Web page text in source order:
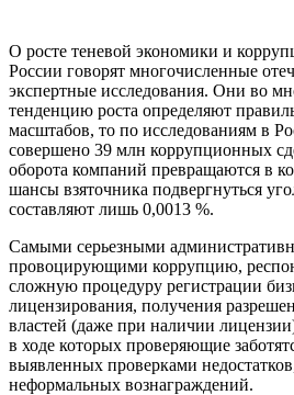
О росте теневой экономики и
России говорят многочисленные
экспертные исследования. Они во
тенденцию роста определяют
масштабов, то по исследованиям в
совершено 39 млн коррупционных
оборота компаний превращаются в
шансы взяточника подвергнуться
составляют лишь 0,0013 %.
Самыми серьезными
провоцирующими коррупцию,
сложную процедуру регистрации
лицензирования, получения
властей (даже при наличии
в ходе которых проверяющие
выявленных проверками
неформальных вознаграждений.